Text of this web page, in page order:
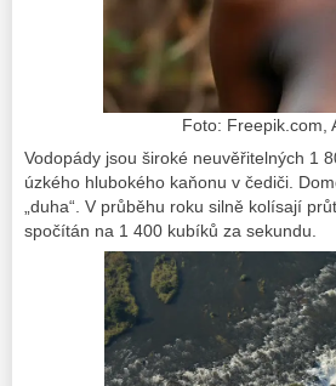
Foto: Freepik.com,
Vodopády jsou široké neuvěřitelných 1
úzkého hlubokého kaňonu v čediči.
„duha“. V průběhu roku silně kolísají
spočítán na 1 400 kubíků za sekundu.